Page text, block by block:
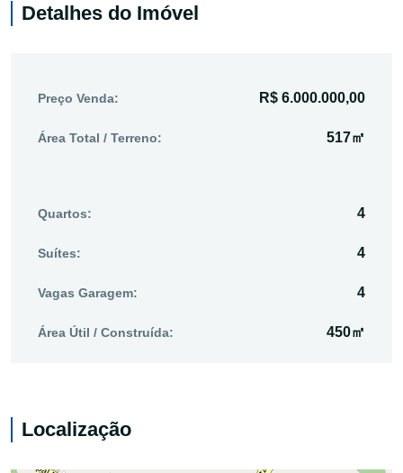
Detalhes do Imóvel
Preço Venda: R$ 6.000.000,00
Área Total / Terreno: 517㎡
Quartos: 4
Suítes: 4
Vagas Garagem: 4
Área Útil / Construída: 450㎡
Localização